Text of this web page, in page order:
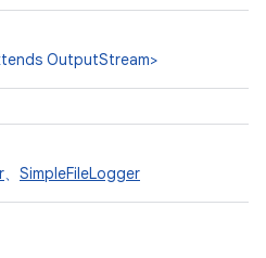
OutputStream>
、 SimpleFileLogger